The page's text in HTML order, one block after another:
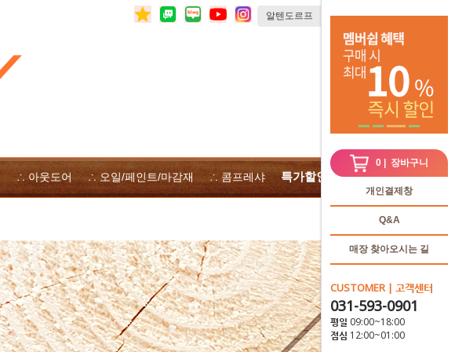
∴ 아웃도어 ∴ 오일/페인트/마감재 ∴ 콤프레샤 특가할인 ∴전체상품
0 | 장바구니
개인결제창
Q&A
매장 찾아오시는 길
CUSTOMER | 고객센터
031-593-0901
평일 09:00~18:00
점심 12:00~01:00